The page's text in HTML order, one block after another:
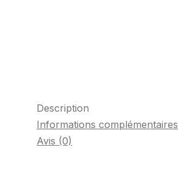
Description
Informations complémentaires
Avis (0)